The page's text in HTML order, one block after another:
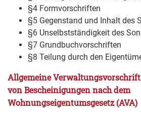
§4 Formvorschriften
§5 Gegenstand und Inhalt des
§6 Unselbstständigkeit des
§7 Grundbuchvorschriften
§8 Teilung durch den
Allgemeine
von Bescheinigungen nach dem
Wohnungseigentumsgesetz (AVA)